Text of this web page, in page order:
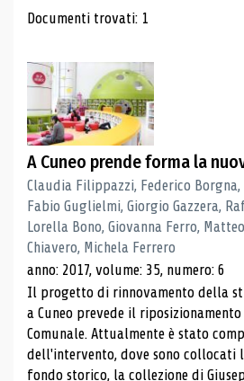
Risultati di
Documenti trovati: 1
A Cuneo prende forma la
Claudia Filippazzi, Federico Borgna,
Fabio Guglielmi, Giorgio Gazzera,
Lorella Bono, Giovanna Ferro,
Chiavero, Michela Ferrero
anno: 2017, volume: 35, numero: 6
Il progetto di rinnovamento della
a Cuneo prevede il
Comunale. Attualmente è stato
dell'intervento, dove sono collocati
fondo storico, la collezione di